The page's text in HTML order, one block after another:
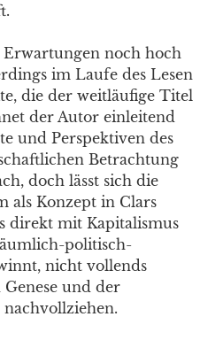
noch hoch
im Laufe des Lesen
die der weitläufige Titel
der Autor einleitend
und Perspektiven des
Betrachtung
doch lässt sich die
als Konzept in Clars
direkt mit Kapitalismus
politisch-
nicht vollends
und der